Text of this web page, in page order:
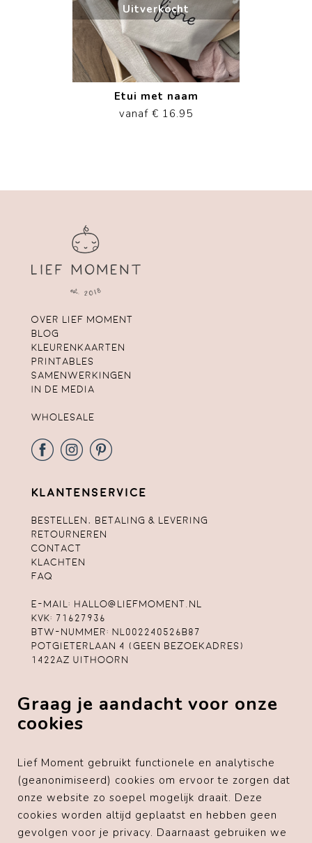
Uitverkocht
Etui met naam
vanaf € 16.95
Over lief moment
Blog
Kleurenkaarten
Printables
Samenwerkingen
In de media
Wholesale
Klantenservice
Bestellen, betaling & levering
Retourneren
Contact
Klachten
FAQ
E-mail: hallo@liefmoment.nl
KvK: 71627936
Btw-nummer: NL002240526B87
Potgieterlaan 4 (geen bezoekadres)
1422AZ Uithoorn
Privacybeleid
Cookiebeleid
Disclaimer
Voorgaande klanten
" Top!! Super netjes verpakt en echt een feestje om
Graag je aandacht voor onze
cookies
Lief Moment gebruikt functionele en analytische
(geanonimiseerd) cookies om ervoor te zorgen dat
onze website zo soepel mogelijk draait. Deze
cookies worden altijd geplaatst en hebben geen
gevolgen voor je privacy. Daarnaast gebruiken we